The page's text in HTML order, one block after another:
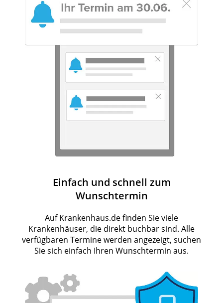
Einfach und schnell zum
Wunschtermin
Auf Krankenhaus.de finden Sie viele
Krankenhäuser, die direkt buchbar sind. Alle
verfügbaren Termine werden angezeigt, suchen
Sie sich einfach Ihren Wunschtermin aus.